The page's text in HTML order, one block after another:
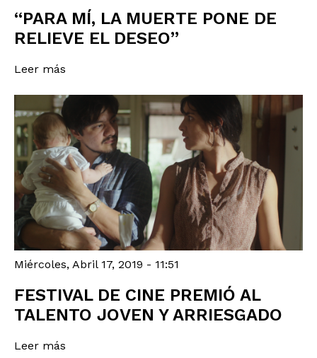
“PARA MÍ, LA MUERTE PONE DE
RELIEVE EL DESEO”
Leer más
Miércoles, Abril 17, 2019 - 11:51
FESTIVAL DE CINE PREMIÓ AL
TALENTO JOVEN Y ARRIESGADO
Leer más